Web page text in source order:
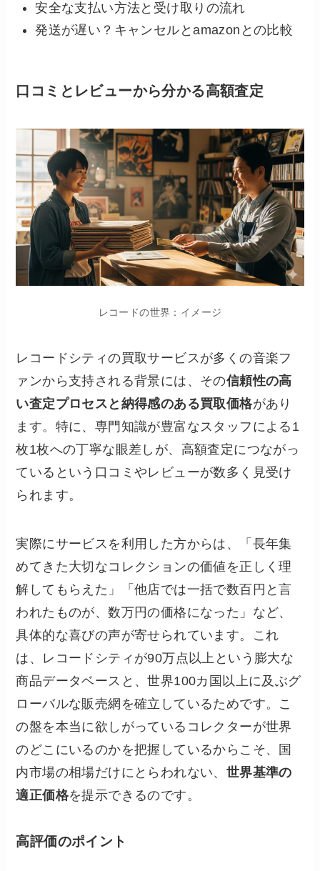
安全な支払い方法と受け取りの流れ
発送が遅い？キャンセルとamazonとの比較
口コミとレビューから分かる高額査定
レコードの世界：イメージ
レコードシティの買取サービスが多くの音楽フ
ァンから支持される背景には、その信頼性の高
い査定プロセスと納得感のある買取価格があり
ます。特に、専門知識が豊富なスタッフによる1
枚1枚への丁寧な眼差しが、高額査定につながっ
ているという口コミやレビューが数多く見受け
られます。
実際にサービスを利用した方からは、「長年集
めてきた大切なコレクションの価値を正しく理
解してもらえた」「他店では一括で数百円と言
われたものが、数万円の価格になった」など、
具体的な喜びの声が寄せられています。これ
は、レコードシティが90万点以上という膨大な
商品データベースと、世界100カ国以上に及ぶグ
ローバルな販売網を確立しているためです。こ
の盤を本当に欲しがっているコレクターが世界
のどこにいるのかを把握しているからこそ、国
内市場の相場だけにとらわれない、 世界基準の
適正価格を提示できるのです。
高評価のポイント